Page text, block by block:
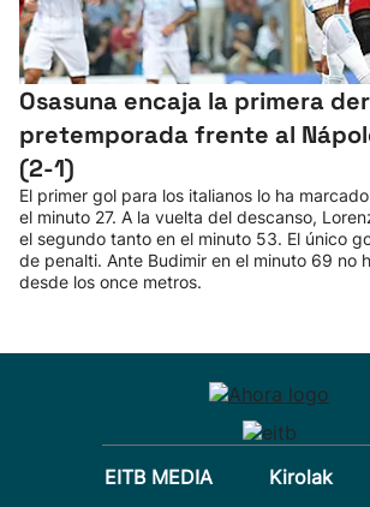
Osasuna encaja la primera
pretemporada frente al
(2-1)
El primer gol para los italianos lo ha
el minuto 27. A la vuelta del descanso,
el segundo tanto en el minuto 53. El único
de penalti. Ante Budimir en el minuto 69 no
desde los once metros.
EITB MEDIA
Kirolak